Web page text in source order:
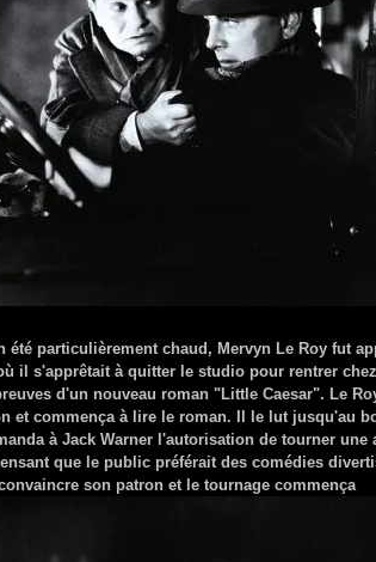
été particulièrement chaud, Mervyn Le Roy fut
il s'apprêtait à quitter le studio pour rentrer
d'un nouveau roman "Little Caesar". Le
et commença à lire le roman. Il le lut jusqu'au
à Jack Warner l'autorisation de tourner une
que le public préférait des comédies
son patron et le tournage commença